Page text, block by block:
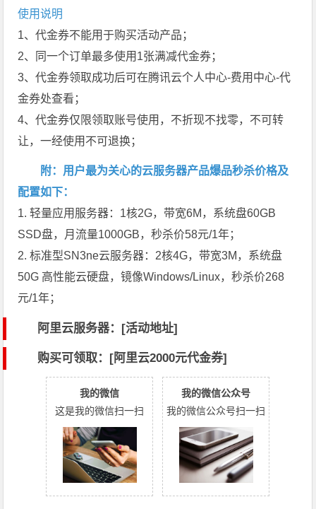
使用说明
1、代金券不能用于购买活动产品；
2、同一个订单最多使用1张满减代金券；
3、代金券领取成功后可在腾讯云个人中心-费用中心-代
金券处查看；
4、代金券仅限领取账号使用，不折现不找零，不可转
让，一经使用不可退换；
附：用户最为关心的云服务器产品爆品秒杀价格及
配置如下：
1. 轻量应用服务器：1核2G，带宽6M，系统盘60GB
SSD盘，月流量1000GB，秒杀价58元/1年；
2. 标准型SN3ne云服务器：2核4G，带宽3M，系统盘
50G 高性能云硬盘，镜像Windows/Linux，秒杀价268
元/1年；
阿里云服务器：[活动地址]
购买可领取：[阿里云2000元代金券]
我的微信
这是我的微信扫一扫
我的微信公众号
我的微信公众号扫一扫